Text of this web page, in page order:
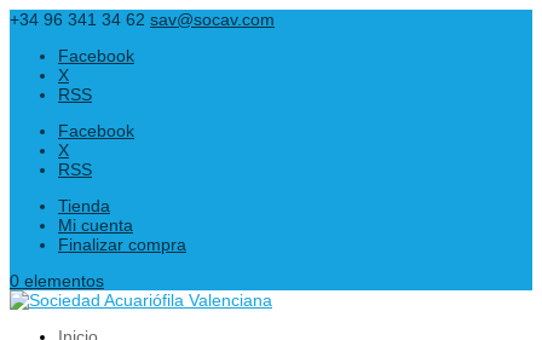
+34 96 341 34 62 sav@socav.com
Facebook
X
RSS
Facebook
X
RSS
Tienda
Mi cuenta
Finalizar compra
0 elementos